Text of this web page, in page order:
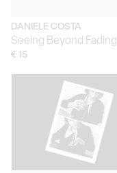
DANIELE COSTA
Seeing Beyond Fading
€ 15